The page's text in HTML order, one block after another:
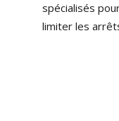
spécialisés
limiter les